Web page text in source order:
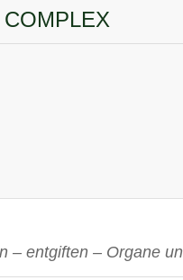
– entgiften – Organe